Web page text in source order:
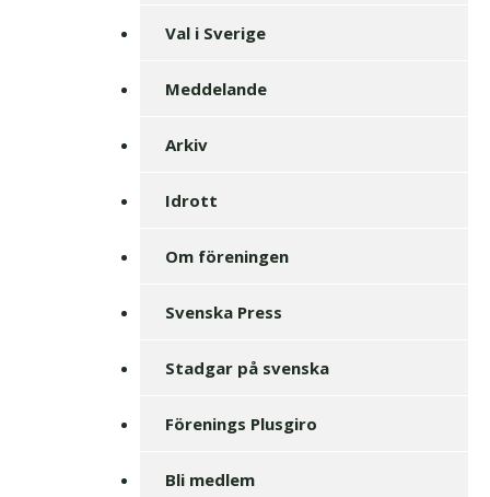
Val i Sverige
Meddelande
Arkiv
Idrott
Om föreningen
Svenska Press
Stadgar på svenska
Förenings Plusgiro
Bli medlem